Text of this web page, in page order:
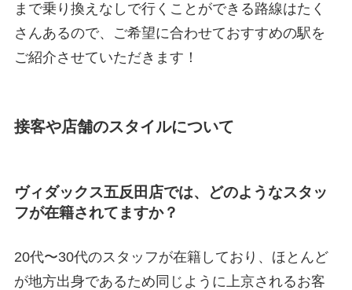
まで乗り換えなしで行くことができる路線はたく
さんあるので、ご希望に合わせておすすめの駅を
ご紹介させていただきます！
接客や店舗のスタイルについて
ヴィダックス五反田店では、どのようなスタッ
フが在籍されてますか？
20代〜30代のスタッフが在籍しており、ほとんど
が地方出身であるため同じように上京されるお客